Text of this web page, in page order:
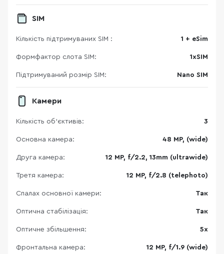
SIM
Кількість підтримуваних SIM : 1 + eSim
Формфактор слота SIM: 1xSIM
Підтримуваний розмір SIM: Nano SIM
Камери
Кількість об'єктивів: 3
Основна камера: 48 MP, (wide)
Друга камера: 12 MP, f/2.2, 13mm (ultrawide)
Третя камера: 12 MP, f/2.8 (telephoto)
Спалах основної камери: Так
Оптична стабілізація: Так
Оптичне збільшення: 5x
Фронтальна камера: 12 MP, f/1.9 (wide)